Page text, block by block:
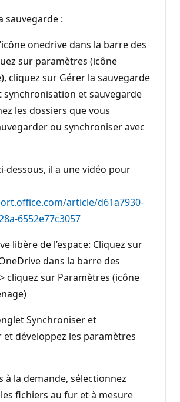
sauvegarde :
onedrive dans la barre des
sur paramètres (icône
cliquez sur Gérer la sauvegarde
synchronisation et sauvegarde
les dossiers que vous
ou synchroniser avec
dessous, il a une vidéo pour
article/d61a7930-
6552e77c3057
libère de l’espace: Cliquez sur
dans la barre des
cliquez sur Paramètres (icône
Synchroniser et
et développez les paramètres
à la demande, sélectionnez
fichiers au fur et à mesure